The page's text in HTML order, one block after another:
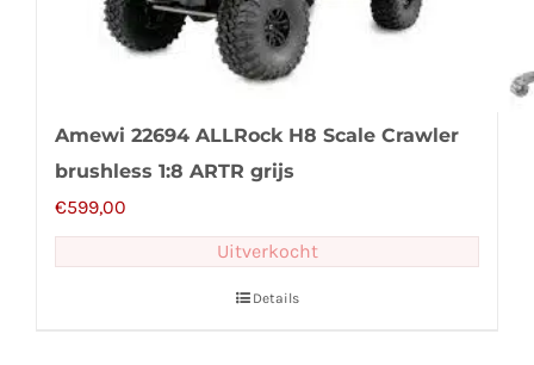
Amewi 22694 ALLRock H8 Scale Crawler
brushless 1:8 ARTR grijs
€599,00
Uitverkocht
Details